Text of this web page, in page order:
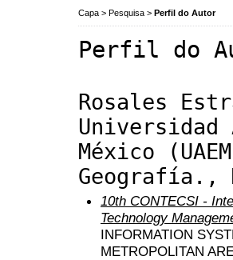
Capa > Pesquisa > Perfil do Autor
Perfil do
Rosales
Universidad
México
Geografía.,
10th CONTECSI -
Technology
INFORMATION
METROPOLITAN